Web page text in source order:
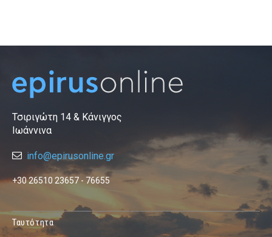
Τσιριγώτη 14 & Κάνιγγος
Ιωάννινα
info@epirusonline.gr
+30 26510 23657 - 76655
Ταυτότητα